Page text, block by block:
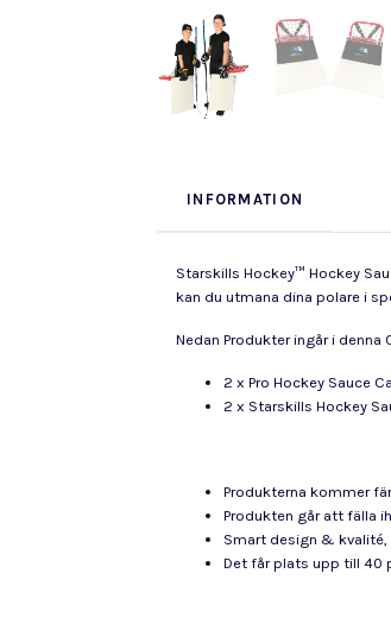
INFORMATION
Starskills Hockey™ Hockey
kan du utmana dina polare i
Nedan Produkter ingår i denna
2 x Pro Hockey Sauce
2 x Starskills Hockey
Produkterna kommer
Produkten går att fälla
Smart design &
Det får plats upp till 40